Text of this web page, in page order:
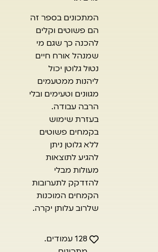
המתכונים בספר זה
הם פשוטים וקלים
להכנה כך שגם מי
שמנהל אורח חיים
נטול גלוטן יכול
ליהנות ממטעמים
מגוונים וטעימים ובלי
הרבה עבודה.
בעזרת שימוש
בקמחים פשוטים
ללא גלוטן ניתן
להגיע לתוצאות
מעולות מבלי
להזדקק לתערובות
הקמחים המוכנות
שלרוב עלותן יקרה.
128 עמודים.